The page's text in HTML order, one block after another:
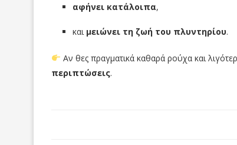
αφήνει κατάλοιπα,
και μειώνει τη ζωή του πλυντηρίου.
Αν θες πραγματικά καθαρά ρούχα και
περιπτώσεις.